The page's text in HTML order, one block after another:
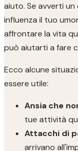
aiuto. Se avverti
influenza il tuo
affrontare la vita
può aiutarti a fare
Ecco alcune
essere utile:
Ansia che
tue attività
Attacchi di
arrivano